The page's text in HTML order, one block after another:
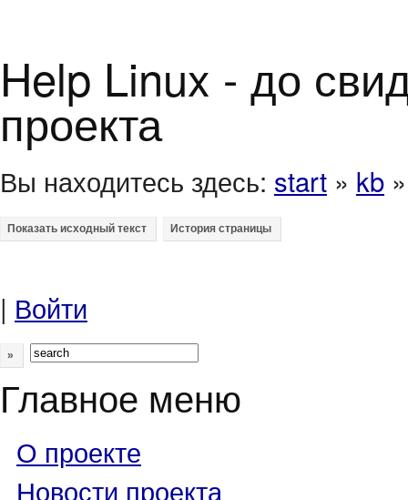
Help Linux - до
проекта
Вы находитесь здесь: start » kb
| Войти
»
Главное меню
О проекте
Новости проекта